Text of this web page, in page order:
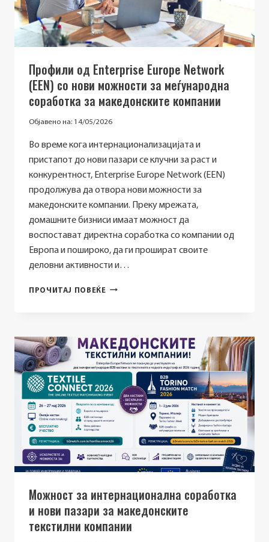
СТРАНСКИ
ПАЗАРИ?
Профили од Enterprise Europe Network
(EEN) со нови можности за меѓународна
соработка за македонските компании
Објавено на: 14/05/2026
Во време кога интернационализацијата и
пристапот до нови пазари се клучни за раст и
конкурентност, Enterprise Europe Network (EEN)
продолжува да отвора нови можности за
македонските компании. Преку мрежата,
домашните бизниси имаат можност да
воспостават директна соработка со компании од
Европа и пошироко, да ги прошират своите
деловни активности и…
ПРОЧИТАЈ ПОВЕЌЕ ПРОФИЛИ
NETWORK
(EEN)
СО
НОВИ
МОЖНОСТИ
ЗА
МЕЃУНАРОДНА
СОРАБОТКА
МАКЕДОНСКИТЕ
КОМПАНИИ
Можност за интернационална соработка
и нови пазари за македонските
текстилни компании